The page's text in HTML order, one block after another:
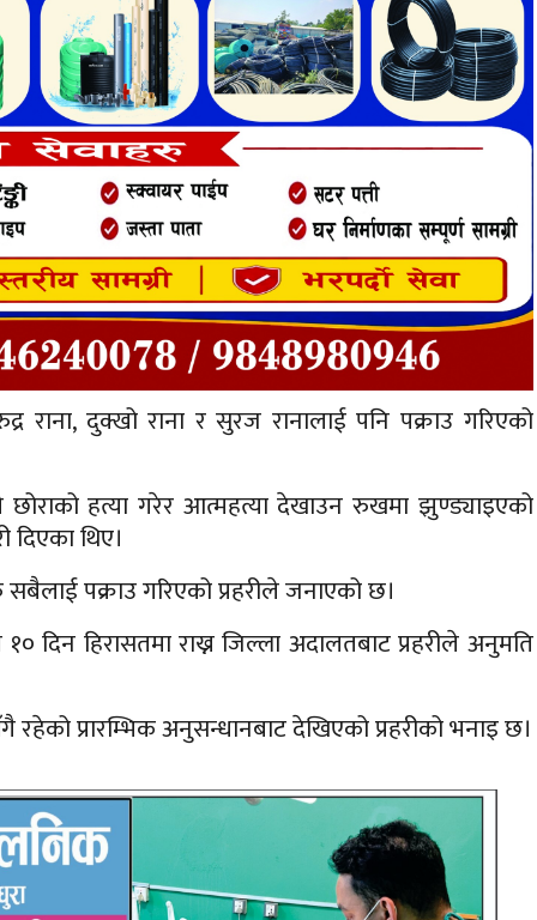
राना, दुक्खो राना र सुरज रानालाई पनि पक्राउ गरिएको
हत्या गरेर आत्महत्या देखाउन रुखमा झुण्ड्याइएको
दिएका थिए।
पक्राउ गरिएको प्रहरीले जनाएको छ।
दिन हिरासतमा राख्न जिल्ला अदालतबाट प्रहरीले अनुमति
प्रारम्भिक अनुसन्धानबाट देखिएको प्रहरीको भनाइ छ।